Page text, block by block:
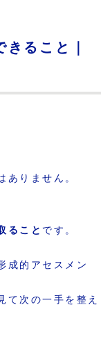
ること｜
ありません。
ること です。
成的アセスメン
て次の一手を整え